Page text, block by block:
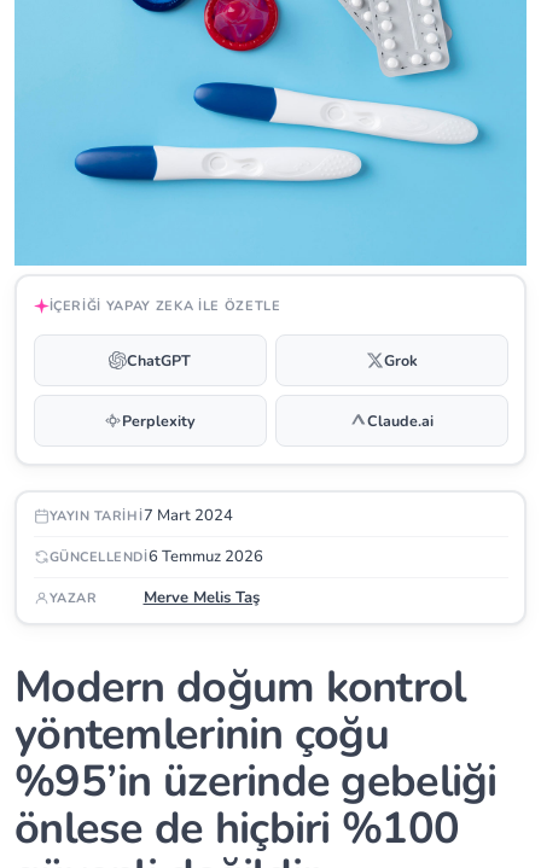
İÇERIĞI YAPAY ZEKA ILE ÖZETLE
ChatGPT Grok
Perplexity Claude.ai
YAYIN TARIHI7 Mart 2024
GÜNCELLENDI6 Temmuz 2026
YAZAR Merve Melis Taş
Modern doğum kontrol
yöntemlerinin çoğu
%95’in üzerinde gebeliği
önlese de hiçbiri %100